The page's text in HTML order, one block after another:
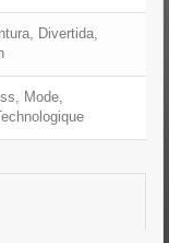
Divertida,
Mode,